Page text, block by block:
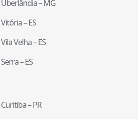
Uberlândia–MG
Vitória–ES
Vila Velha–ES
Serra–ES
Curitiba–PR